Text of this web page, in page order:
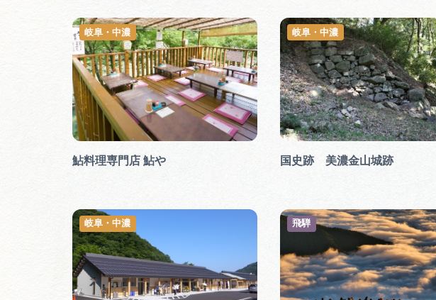
鮎料理専門店 鮎や
岐阜・中濃
国史跡 美濃金山城跡
岐阜・中濃
岐阜・中濃 飛騨